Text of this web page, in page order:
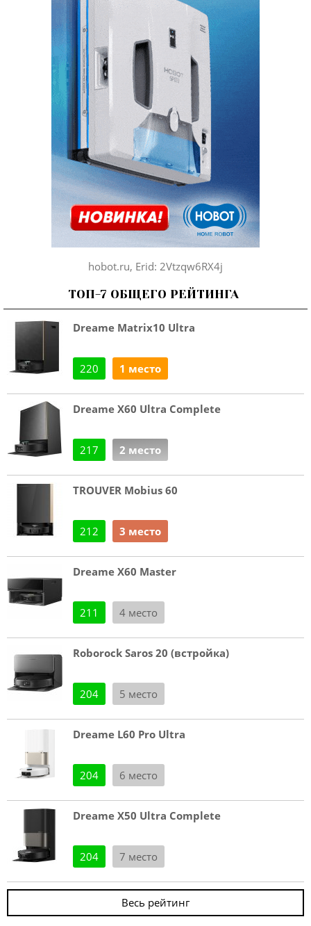
hobot.ru, Erid: 2Vtzqw6RX4j
ТОП-7 ОБЩЕГО РЕЙТИНГА
Dreame Matrix10 Ultra
220 1 место
Dreame X60 Ultra Complete
217 2 место
TROUVER Mobius 60
212 3 место
Dreame X60 Master
211 4 место
Roborock Saros 20 (встройка)
204 5 место
Dreame L60 Pro Ultra
204 6 место
Dreame X50 Ultra Complete
204 7 место
Весь рейтинг